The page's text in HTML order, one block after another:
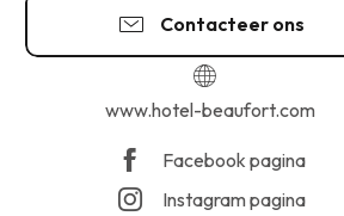
Contacteer ons
www.hotel-beaufort.com
Facebook pagina
Instagram pagina